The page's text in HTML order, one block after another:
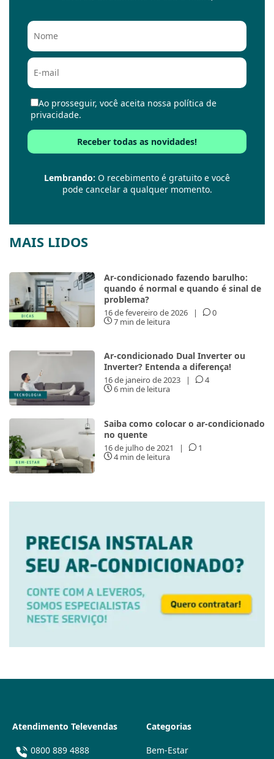
Ao prosseguir, você aceita nossa política de
privacidade.
Lembrando: O recebimento é gratuito e você
pode cancelar a qualquer momento.
MAIS LIDOS
Ar-condicionado fazendo barulho:
quando é normal e quando é sinal de
problema?
16 de fevereiro de 2026 |
0
7 min de leitura
Ar-condicionado Dual Inverter ou
Inverter? Entenda a diferença!
16 de janeiro de 2023 |
4
6 min de leitura
Saiba como colocar o ar-condicionado
no quente
16 de julho de 2021 |
1
4 min de leitura
Atendimento Televendas
0800 889 4888
Categorias
Bem-Estar